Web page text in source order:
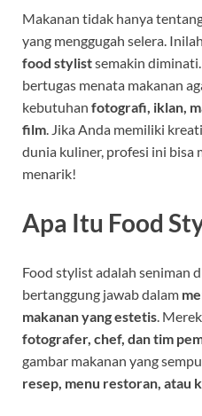
Makanan tidak hanya
yang menggugah selera.
food stylistsemakin
bertugas menata makanan
kebutuhan fotografi, iklan,
film . Jika Anda memiliki
dunia kuliner, profesi ini bisa
menarik!
Apa Itu Food
Food stylist adalah seniman
bertanggung jawab dalam
makanan yang estetis.
fotografer, chef, dan tim
gambar makanan yang
resep, menu restoran, atau